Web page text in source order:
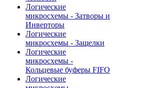
Логические
микросхемы - Затворы и
Инверторы
Логические
микросхемы - Защелки
Логические
микросхемы -
Кольцевые буферы FIFO
Логические